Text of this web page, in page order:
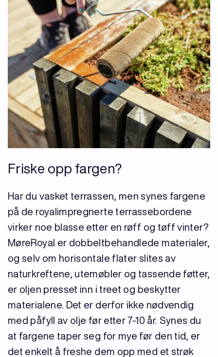
Friske opp fargen?
Har du vasket terrassen, men synes fargene
på de royalimpregnerte terrassebordene
virker noe blasse etter en røff og tøff vinter?
MøreRoyal er dobbeltbehandlede materialer,
og selv om horisontale flater slites av
naturkreftene, utemøbler og tassende føtter,
er oljen presset inn i treet og beskytter
materialene. Det er derfor ikke nødvendig
med påfyll av olje før etter 7-10 år. Synes du
at fargene taper seg for mye før den tid, er
det enkelt å freshe dem opp med et strøk